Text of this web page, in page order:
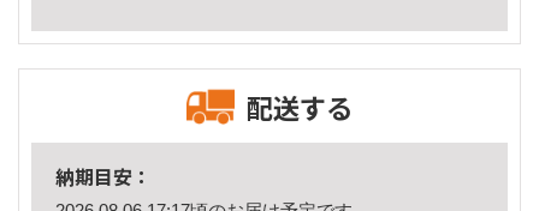
配送する
納期目安：